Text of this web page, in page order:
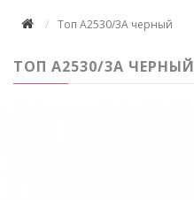
Топ А2530/3А черный
ТОП А2530/3А ЧЕРНЫЙ